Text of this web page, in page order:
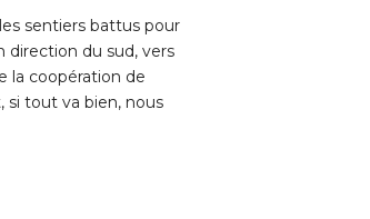
sentiers battus pour
direction du sud, vers
la coopération de
si tout va bien, nous